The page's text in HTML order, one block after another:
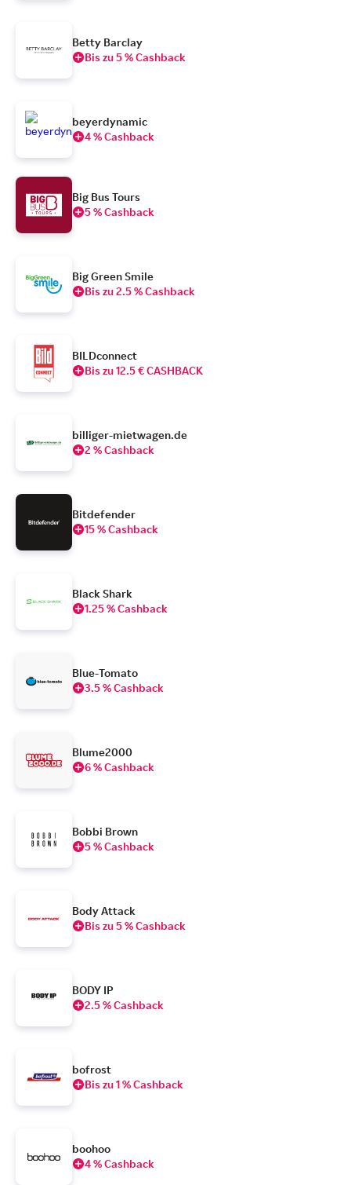
Betty Barclay
Bis zu 5 % Cashback
beyerdynamic
4 % Cashback
Big Bus Tours
5 % Cashback
Big Green Smile
Bis zu 2.5 % Cashback
BILDconnect
Bis zu 12.5 € CASHBACK
billiger-mietwagen.de
2 % Cashback
Bitdefender
15 % Cashback
Black Shark
1.25 % Cashback
Blue-Tomato
3.5 % Cashback
Blume2000
6 % Cashback
Bobbi Brown
5 % Cashback
Body Attack
Bis zu 5 % Cashback
BODY IP
2.5 % Cashback
bofrost
Bis zu 1 % Cashback
boohoo
4 % Cashback